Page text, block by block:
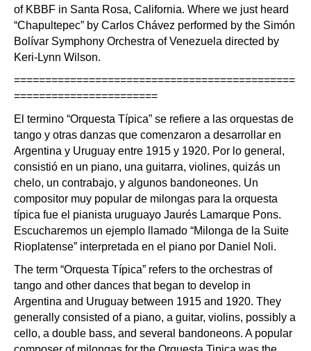
of KBBF in Santa Rosa, California. Where we just heard
“Chapultepec” by Carlos Chávez performed by the Simón
Bolívar Symphony Orchestra of Venezuela directed by
Keri-Lynn Wilson.
=============================================
=======================
El termino “Orquesta Típica” se refiere a las orquestas de
tango y otras danzas que comenzaron a desarrollar en
Argentina y Uruguay entre 1915 y 1920. Por lo general,
consistió en un piano, una guitarra, violines, quizás un
chelo, un contrabajo, y algunos bandoneones. Un
compositor muy popular de milongas para la orquesta
típica fue el pianista uruguayo Jaurés Lamarque Pons.
Escucharemos un ejemplo llamado “Milonga de la Suite
Rioplatense” interpretada en el piano por Daniel Noli.
The term “Orquesta Típica” refers to the orchestras of
tango and other dances that began to develop in
Argentina and Uruguay between 1915 and 1920. They
generally consisted of a piano, a guitar, violins, possibly a
cello, a double bass, and several bandoneons. A popular